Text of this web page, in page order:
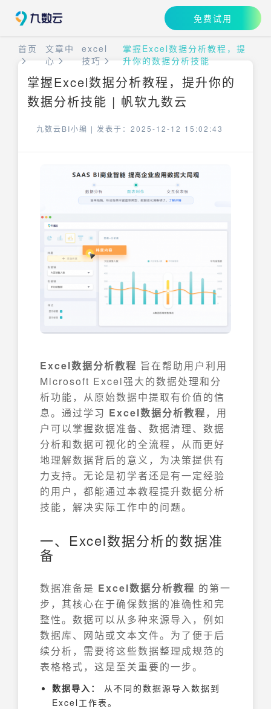
免费试用
首页
文章中
心
excel
技巧
掌握Excel数据分析教程，提
升你的数据分析技能
掌握Excel数据分析教程，提升你的
数据分析技能 | 帆软九数云
九数云BI小编 | 发表于：2025-12-12 15:02:43
Excel数据分析教程 旨在帮助用户利用
Microsoft Excel强大的数据处理和分
析功能，从原始数据中提取有价值的信
息。通过学习 Excel数据分析教程 ，用
户可以掌握数据准备、数据清理、数据
分析和数据可视化的全流程，从而更好
地理解数据背后的意义，为决策提供有
力支持。无论是初学者还是有一定经验
的用户，都能通过本教程提升数据分析
技能，解决实际工作中的问题。
一、Excel数据分析的数据准
备
数据准备是 Excel数据分析教程 的第一
步，其核心在于确保数据的准确性和完
整性。数据可以从多种来源导入，例如
数据库、网站或文本文件。为了便于后
续分析，需要将这些数据整理成规范的
表格格式，这是至关重要的一步。
数据导入：
从不同的数据源导入数据到
Excel工作表。